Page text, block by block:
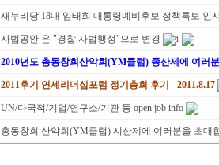
새누리당 18대 임태희 대통령예비후보 정책특보 인
사법공안 은 "경찰.사법행정"으로 변경 1
2010년도 총동창회산악회(YM클럽) 종산제에 여러
2011후기 연세리더십포럼 정기총회 후기 - 2011.8.17
UN/다국적/기업/연구소/기관 등 open job info
총동창회 산악회(YM클럽) 시산제에 여러분을 초대